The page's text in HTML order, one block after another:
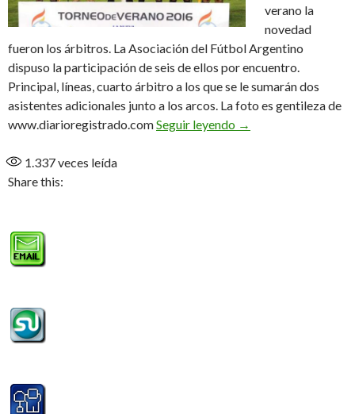
verano la
novedad
fueron los árbitros. La Asociación del Fútbol Argentino
dispuso la participación de seis de ellos por encuentro.
Principal, líneas, cuarto árbitro a los que se le sumarán dos
asistentes adicionales junto a los arcos. La foto es gentileza de
www.diarioregistrado.comSeguir leyendo Prueba piloto
→
1.337veces leída
Share this: